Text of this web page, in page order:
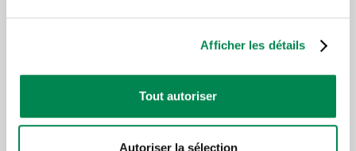
Afficher les détails
Tout autoriser
Autoriser la sélection
même thématique